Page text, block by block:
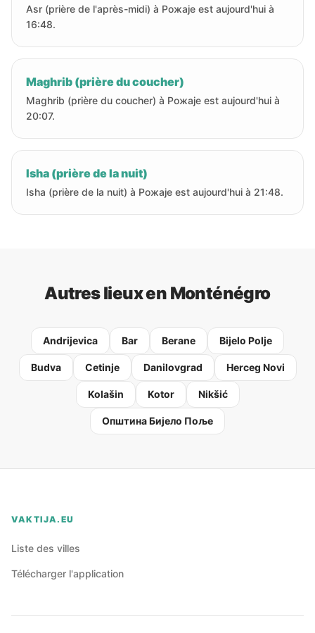
Asr (prière de l'après-midi) à Рожаје est aujourd'hui à
16:48.
Maghrib (prière du coucher)
Maghrib (prière du coucher) à Рожаје est aujourd'hui à
20:07.
Isha (prière de la nuit)
Isha (prière de la nuit) à Рожаје est aujourd'hui à 21:48.
Autres lieux en Monténégro
Andrijevica Bar Berane Bijelo Polje
Budva Cetinje Danilovgrad Herceg Novi
Kolašin Kotor Nikšić
Oпштина Бијело Поље
VAKTIJA.EU
Liste des villes
Télécharger l'application